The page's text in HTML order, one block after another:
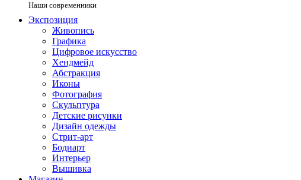
Наши современники
Экспозиция
Живопись
Графика
Цифровое искусство
Хендмейд
Абстракция
Иконы
Фотография
Скульптура
Детские рисунки
Дизайн одежды
Стрит-арт
Бодиарт
Интерьер
Вышивка